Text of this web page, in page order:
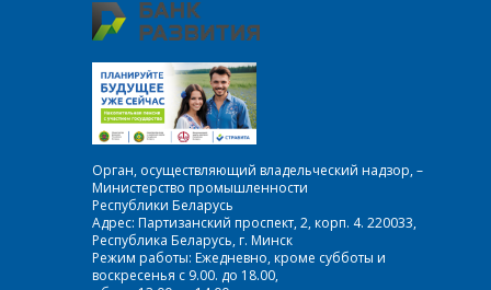
Орган, осуществляющий владельческий надзор, –
Министерство промышленности
Республики Беларусь
Адрес: Партизанский проспект, 2, корп. 4. 220033,
Республика Беларусь, г. Минск
Режим работы: Ежедневно, кроме субботы и
воскресенья с 9.00. до 18.00,